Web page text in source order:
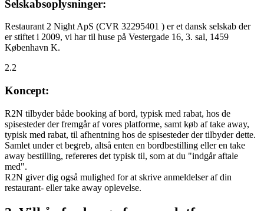
Selskabsoplysninger:
Restaurant 2 Night ApS (CVR 32295401 ) er et dansk selskab der
er stiftet i 2009, vi har til huse på Vestergade 16, 3. sal, 1459
København K.
2.2
Koncept:
R2N tilbyder både booking af bord, typisk med rabat, hos de
spisesteder der fremgår af vores platforme, samt køb af take away,
typisk med rabat, til afhentning hos de spisesteder der tilbyder dette.
Samlet under et begreb, altså enten en bordbestilling eller en take
away bestilling, refereres det typisk til, som at du "indgår aftale
med".
R2N giver dig også mulighed for at skrive anmeldelser af din
restaurant- eller take away oplevelse.